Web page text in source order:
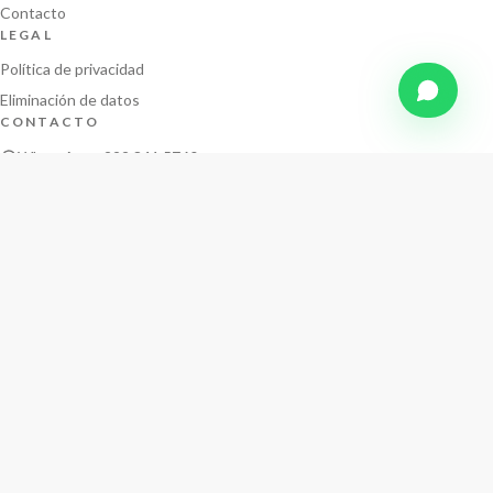
Contacto
LEGAL
Política de privacidad
Eliminación de datos
CONTACTO
WhatsApp · 222 841 5760